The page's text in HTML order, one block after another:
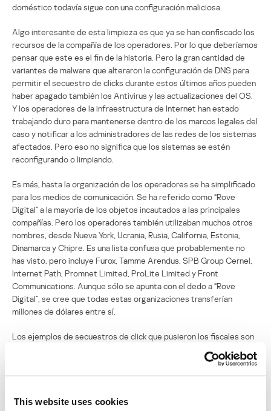
This website uses cookies
doméstico todavía sigue con una configuración maliciosa.
Algo interesante de esta limpieza es que ya se han confiscado los
recursos de la compañía de los operadores. Por lo que deberíamos
pensar que este es el fin de la historia. Pero la gran cantidad de
variantes de malware que alteraron la configuración de DNS para
permitir el secuestro de clicks durante estos últimos años pueden
haber apagado también los Antivirus y las actualizaciones del OS.
Y los operadores de la infraestructura de Internet han estado
trabajando duro para mantenerse dentro de los marcos legales del
caso y notificar a los administradores de las redes de los sistemas
afectados. Pero eso no significa que los sistemas se estén
reconfigurando o limpiando.
Es más, hasta la organización de los operadores se ha simplificado
para los medios de comunicación. Se ha referido como “Rove
Digital” a la mayoría de los objetos incautados a las principales
compañías. Pero los operadores también utilizaban muchos otros
nombres, desde Nueva York, Ucrania, Rusia, California, Estonia,
Dinamarca y Chipre. Es una lista confusa que probablemente no
has visto, pero incluye Furox, Tamme Arendus, SPB Group Cernel,
Internet Path, Promnet Limited, ProLite Limited y Front
Communications. Aunque sólo se apunta con el dedo a “Rove
Digital”, se cree que todas estas organizaciones transferían
millones de dólares entre sí.
Los ejemplos de secuestros de click que pusieron los fiscales son
redirecciones de los principales motores de búsqueda (Google,
Bing, Yahoo!), resultados que cualquier persona puede reconocer:
enlace del Ministerio de Hacienda a la ayuda con los impuestos de